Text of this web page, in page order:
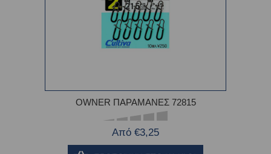
OWNER ΠΑΡΑΜΑΝΕΣ 72815
Από €3,25